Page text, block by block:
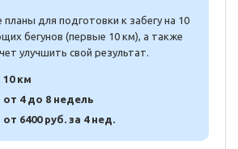
для подготовки к забегу на 10
бегунов (первые 10 км), а также
улучшить свой результат.
10 км
от 4 до 8 недель
от 6400 руб. за 4 нед.